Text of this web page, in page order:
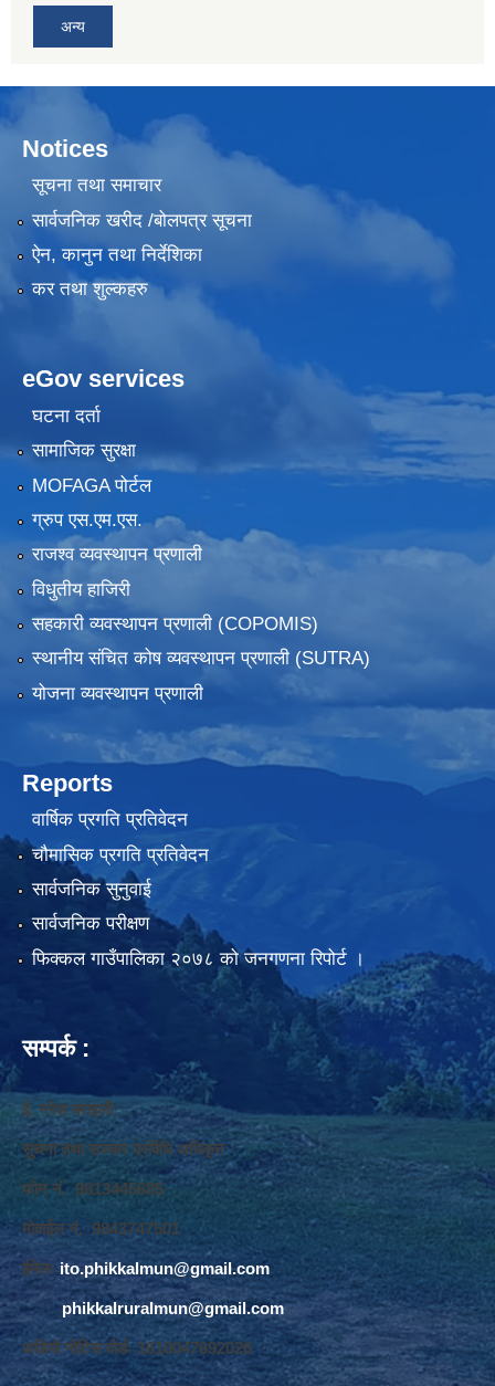
अन्य
Notices
सूचना तथा समाचार
सार्वजनिक खरीद /बोलपत्र सूचना
ऐन, कानुन तथा निर्देशिका
कर तथा शुल्कहरु
eGov services
घटना दर्ता
सामाजिक सुरक्षा
MOFAGA पोर्टल
ग्रुप एस.एम.एस.
राजश्व व्यवस्थापन प्रणाली
विधुतीय हाजिरी
सहकारी व्यवस्थापन प्रणाली (COPOMIS)
स्थानीय संचित कोष व्यवस्थापन प्रणाली (SUTRA)
योजना व्यवस्थापन प्रणाली
Reports
वार्षिक प्रगति प्रतिवेदन
चौमासिक प्रगति प्रतिवेदन
सार्वजनिक सुनुवाई
सार्वजनिक परीक्षण
फिक्कल गाउँपालिका २०७८ को जनगणना रिपोर्ट ।
सम्पर्क :
ई. नरेश बराइली
सुचना तथा सञ्‍चार प्रविधि अधिकृत
फोन नं. 9813445685
मोवाईल नं. 9843747501
ईमेलः ito.phikkalmun@gmail.com
phikkalruralmun@gmail.com
अडियो नोटिस वोर्डः 1610047692026